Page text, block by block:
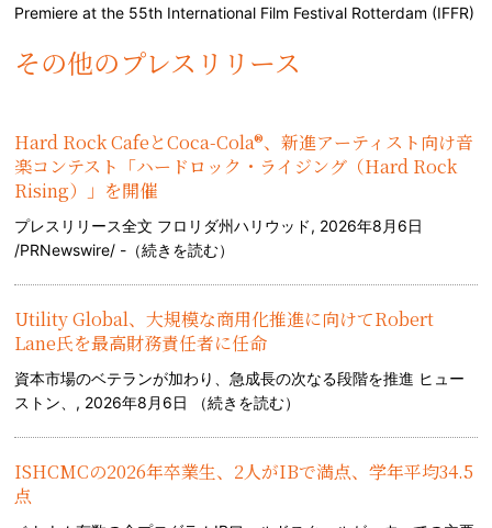
Premiere at the 55th International Film Festival Rotterdam (IFFR)
その他のプレスリリース
Hard Rock CafeとCoca-Cola®、新進アーティスト向け音
楽コンテスト「ハードロック・ライジング（Hard Rock
Rising）」を開催
プレスリリース全文 フロリダ州ハリウッド, 2026年8月6日
/PRNewswire/ -（続きを読む）
Utility Global、大規模な商用化推進に向けてRobert
Lane氏を最高財務責任者に任命
資本市場のベテランが加わり、急成長の次なる段階を推進 ヒュー
ストン、, 2026年8月6日 （続きを読む）
ISHCMCの2026年卒業生、2人がIBで満点、学年平均34.5
点